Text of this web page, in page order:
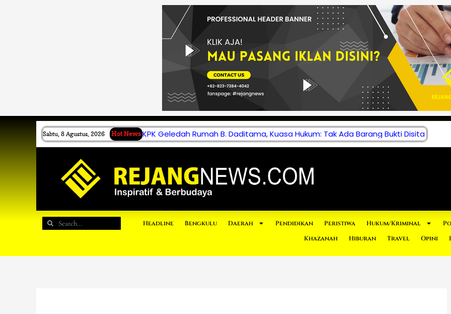
Sabtu, 8 Agustus, 2026 Hot News KPK Geledah Rumah B. Daditama, Kuasa Hukum: Tak Ada Barang Bukti Disita
Search
Search Headline Bengkulu Daerah Pendidikan Peristiwa Hukum/Kriminal
Khazanah
Hiburan Travel Opini